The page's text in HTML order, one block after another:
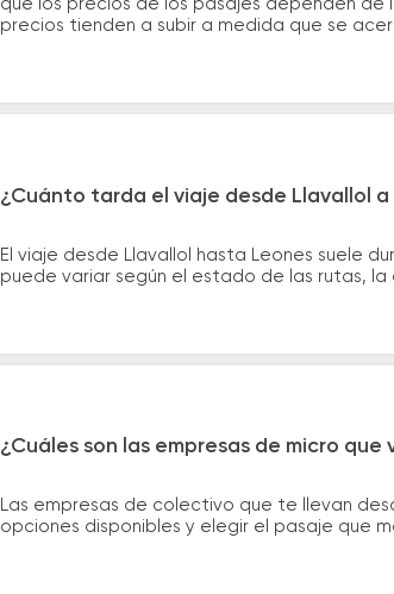
que los precios de los pasajes dependen de
precios tienden a subir a medida que se
¿Cuánto tarda el viaje desde Llavallol a
El viaje desde Llavallol hasta Leones suele
puede variar según el estado de las rutas,
¿Cuáles son las empresas de micro que
Las empresas de colectivo que te llevan
opciones disponibles y elegir el pasaje que